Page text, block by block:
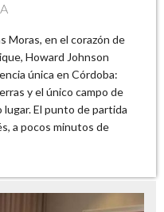
Moras, en el corazón de
Howard Johnson
única en Córdoba:
y el único campo de
lugar. El punto de partida
a pocos minutos de